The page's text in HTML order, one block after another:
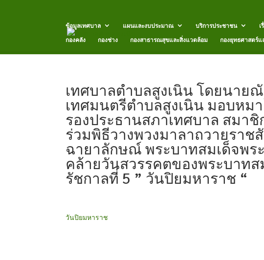
ข้อมูลเทศบาล แผนและงบประมาณ บริการประชาชน เ
กองคลัง
กองช่าง กองสาธารณสุขและสิ่งแวดล้อม กองยุทธศาสตร์
เทศบาลตำบลสูงเนิน โดยนา
เทศมนตรีตำบลสูงเนิน มอบห
รองประธานสภาเทศบาล สมา
ร่วมพิธีวางพวงมาลาถวายราช
ฉายาลักษณ์ พระบาทสมเด็จพร
คล้ายวันสวรรคตของพระบาทส
รัชกาลที่ 5 ” วันปิยมหาราช “
วันปิยมหาราช